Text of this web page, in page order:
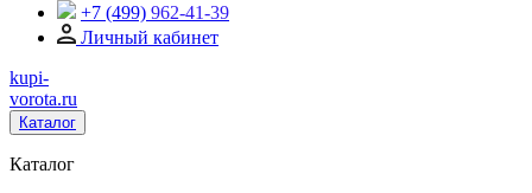
+7 (499) 962-41-39
Личный кабинет
kupi-
vorota.ru
Каталог
Каталог